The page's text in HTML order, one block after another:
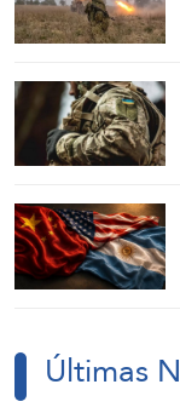
Últimas